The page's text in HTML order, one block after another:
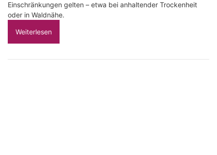
Einschränkungen gelten – etwa bei anhaltender Trockenheit
oder in Waldnähe.
Weiterlesen